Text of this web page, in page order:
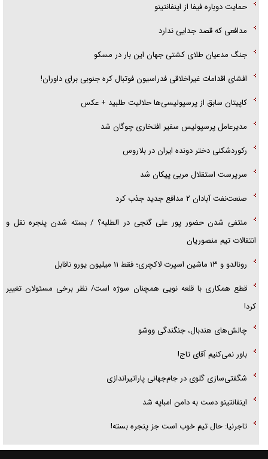
حمایت دوباره فیفا از اینفانتینو
مدافعی که قصد جدایی ندارد
جنگ مدعیان طلای کشتی جهان این بار در مسکو
افشای اقدامات غیراخلاقی فدراسیون فوتبال کره جنوبی برای داوران!
کاپیتان سابق از پرسپولیسی‌ها حلالیت طلبید + عکس
مدیرعامل پرسپولیس سفیر افتخاری چوگان شد
رکوردشکنی دختر دونده ایران در بلاروس
سرپرست استقلال مربی پیکان شد
صنعت‌نفت آبادان ۲ مدافع جدید جذب کرد
منتفی شدن حضور پور علی گنجی در الطلبه؟ / بسته شدن پنجره نقل و
انتقالات تیم منصوریان
رونالدو و ۱۳ ماشین اسپرت لاکچری؛ فقط ۱۱ میلیون یورو ناقابل
قطع همکاری با قلعه نویی همچنان سوژه است/ نظر برخی مسئولان تغییر
کرد!
چالش‌های هندبال، جنگندگی ووشو
باور نمی‌کنیم آقای تاج!
شگفتی‌سازی گلوی در جام‌جهانی پاراتیراندازی
اینفانتینو دست به دامن امباپه شد
تاجرنیا: حال تیم خوب است جز پنجره بسته!